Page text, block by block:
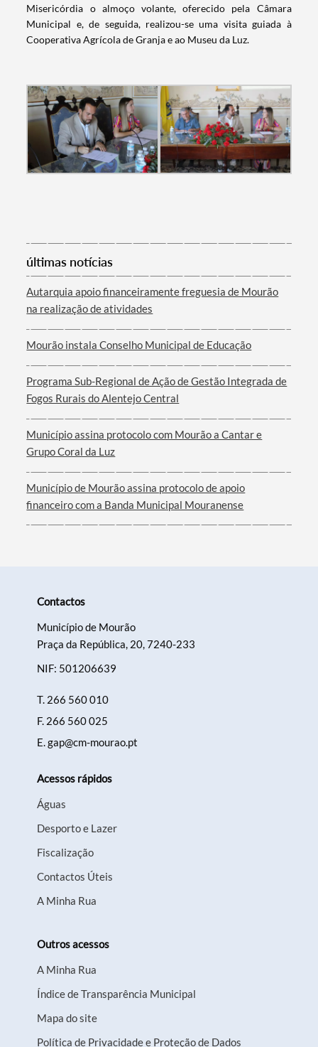
Termo de Pesquisa
Filtros
Misericórdia o almoço volante, oferecido pela Câmara
Municipal e, de seguida, realizou-se uma visita guiada à
Cooperativa Agrícola de Granja e ao Museu da Luz.
últimas notícias
Autarquia apoio financeiramente freguesia de Mourão
na realização de atividades
Mourão instala Conselho Municipal de Educação
Programa Sub-Regional de Ação de Gestão Integrada de
Fogos Rurais do Alentejo Central
Município assina protocolo com Mourão a Cantar e
Grupo Coral da Luz
Município de Mourão assina protocolo de apoio
financeiro com a Banda Municipal Mouranense
Contactos
Município de Mourão
Praça da República, 20, 7240-233
NIF: 501206639
T. 266 560 010
F. 266 560 025
E.gap@cm-mourao.pt
Acessos rápidos
Águas
Desporto e Lazer
Fiscalização
Contactos Úteis
A Minha Rua
Outros acessos
A Minha Rua
Índice de Transparência Municipal
Mapa do site
Política de Privacidade e Proteção de Dados